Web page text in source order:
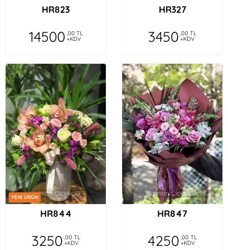
HR823
14500 ,00 TL
+KDV
HR327
3450 ,00 TL
+KDV
YENİ ÜRÜN
HR844
3250 ,00 TL
+KDV
HR847
4250 ,00 TL
+KDV